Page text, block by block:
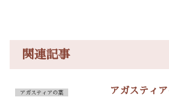
関連記事
アガスティアの葉
アガスティ